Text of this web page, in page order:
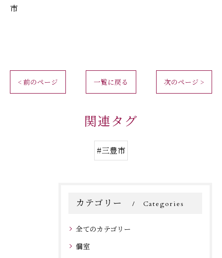
市
< 前のページ 一覧に戻る 次のページ >
関連タグ
#三豊市
カテゴリー Categories
全てのカテゴリー
個室